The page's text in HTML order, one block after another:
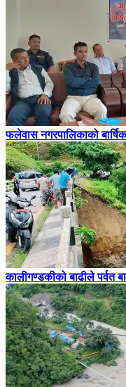
फलेवास नगरपालिकाको
कालीगण्डकीको बाढीले पर्वत